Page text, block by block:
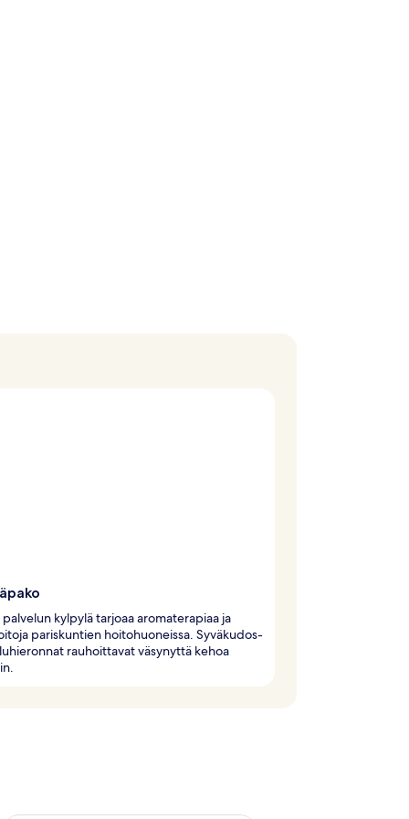
kylpylä tarjoaa aromaterapiaa ja
pariskuntien hoitohuoneissa. Syväkudos-
rauhoittavat väsynyttä kehoa